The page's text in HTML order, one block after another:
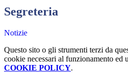
Segreteria
Notizie
Questo sito o gli strumenti terzi da
cookie necessari al funzionamento
COOKIE POLICY.